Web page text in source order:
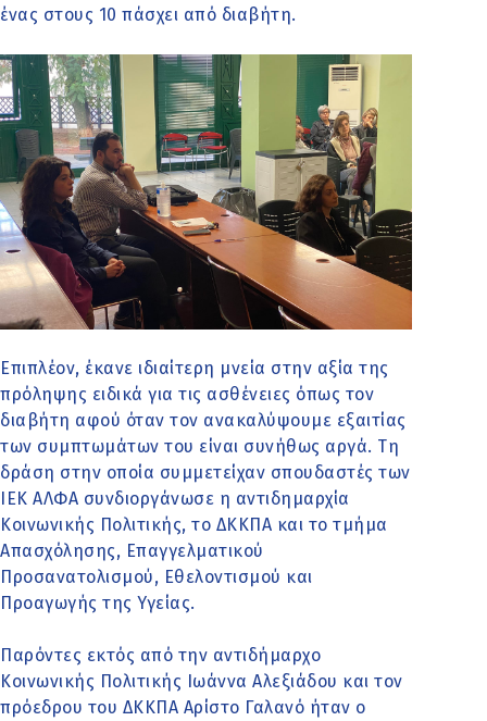
ένας στους 10 πάσχει από διαβήτη.
Επιπλέον, έκανε ιδιαίτερη μνεία στην αξία της
πρόληψης ειδικά για τις ασθένειες όπως τον
διαβήτη αφού όταν τον ανακαλύψουμε εξαιτίας
των συμπτωμάτων του είναι συνήθως αργά. Τη
δράση στην οποία συμμετείχαν σπουδαστές των
ΙΕΚ ΑΛΦΑ συνδιοργάνωσε η αντιδημαρχία
Κοινωνικής Πολιτικής, το ΔΚΚΠΑ και το τμήμα
Απασχόλησης, Επαγγελματικού
Προσανατολισμού, Εθελοντισμού και
Προαγωγής της Υγείας.
Παρόντες εκτός από την αντιδήμαρχο
Κοινωνικής Πολιτικής Ιωάννα Αλεξιάδου και τον
πρόεδρου του ΔΚΚΠΑ Αρίστο Γαλανό ήταν ο